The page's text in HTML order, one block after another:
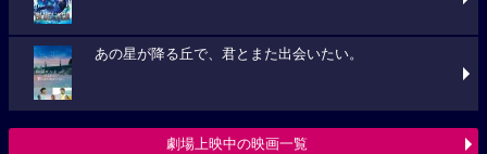
あの星が降る丘で、君とまた出会いたい。
劇場上映中の映画一覧